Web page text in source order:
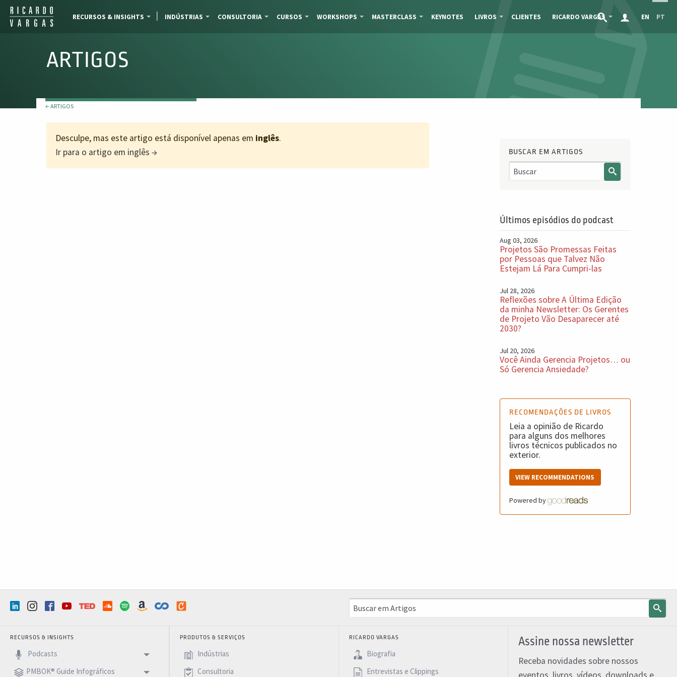
RECURSOS & INSIGHTS INDÚSTRIAS CONSULTORIA CURSOS WORKSHOPS MASTERCLASS KEYNOTES LIVROS CLIENTES RICARDO VARGAS EN PT
ARTIGOS
← ARTIGOS
Desculpe, mas este artigo está disponível apenas em inglês.
Ir para o artigo em inglês
BUSCAR EM ARTIGOS
Últimos episódios do podcast
Aug 03, 2026
Projetos São Promessas Feitas
por Pessoas que Talvez Não
Estejam Lá Para Cumpri-las
Jul 28, 2026
Reflexões sobre A Última Edição
da minha Newsletter: Os Gerentes
de Projeto Vão Desaparecer até
2030?
Jul 20, 2026
Você Ainda Gerencia Projetos… ou
Só Gerencia Ansiedade?
RECOMENDAÇÕES DE LIVROS
Leia a opinião de Ricardo
para alguns dos melhores
livros técnicos publicados no
exterior.
VIEW RECOMMENDATIONS
Powered by
RECURSOS & INSIGHTS
Podcasts
PMBOK® Guide Infográficos
PRODUTOS & SERVIÇOS
Indústrias
Consultoria
RICARDO VARGAS
Biografia
Entrevistas e Clippings
Assine nossa newsletter
Receba novidades sobre nossos